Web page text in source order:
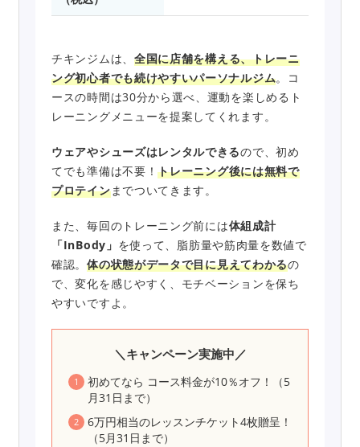
チキンジムは、 全国に店舗を構える、トレーニ
ング初心者でも続けやすいパーソナルジム。コ
ースの時間は30分から選べ、運動を楽しめるト
レーニングメニューを提案してくれます。
ウェアやシューズはレンタルできるので、初め
てでも準備は不要！トレーニング後には無料で
プロテインまでついてきます。
また、毎回のトレーニング前には体組成計
「InBody」 を使って、脂肪量や筋肉量を数値で
確認。体の状態がデータで目に見えてわかるの
で、変化を感じやすく、モチベーションを保ち
やすいですよ。
＼キャンペーン実施中／
初めてなら コース料金が10％オフ！（5
月31日まで）
6万円相当のレッスンチケット4枚贈呈！
（5月31日まで）